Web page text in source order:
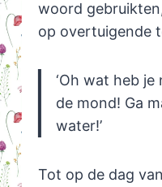
woord
op overtuigende
‘Oh wat heb je
de mond! Ga
water!’
Tot op de dag